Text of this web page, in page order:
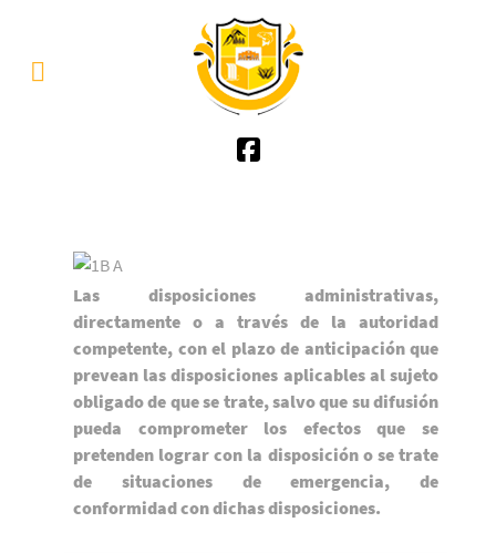
Las disposiciones administrativas,
directamente o a través de la autoridad
competente, con el plazo de anticipación que
prevean las disposiciones aplicables al sujeto
obligado de que se trate, salvo que su difusión
pueda comprometer los efectos que se
pretenden lograr con la disposición o se trate
de situaciones de emergencia, de
conformidad con dichas disposiciones.